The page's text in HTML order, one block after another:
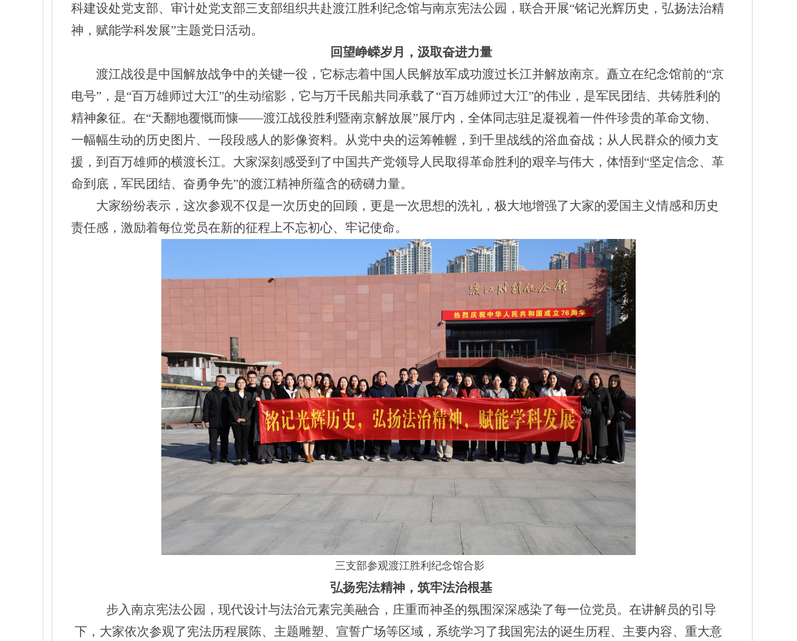
科建设处党支部、审计处党支部三支部组织共赴渡江胜利纪念馆与南京宪法公园，联合开展“铭记光辉历史，弘扬法治精
神，赋能学科发展”主题党日活动。
回望峥嵘岁月，汲取奋进力量
渡江战役是中国解放战争中的关键一役，它标志着中国人民解放军成功渡过长江并解放南京。矗立在纪念馆前的“京
电号”，是“百万雄师过大江”的生动缩影，它与万千民船共同承载了“百万雄师过大江”的伟业，是军民团结、共铸胜利的
精神象征。在“天翻地覆慨而慷——渡江战役胜利暨南京解放展”展厅内，全体同志驻足凝视着一件件珍贵的革命文物、
一幅幅生动的历史图片、一段段感人的影像资料。从党中央的运筹帷幄，到千里战线的浴血奋战；从人民群众的倾力支
援，到百万雄师的横渡长江。大家深刻感受到了中国共产党领导人民取得革命胜利的艰辛与伟大，体悟到“坚定信念、革
命到底，军民团结、奋勇争先”的渡江精神所蕴含的磅礴力量。
大家纷纷表示，这次参观不仅是一次历史的回顾，更是一次思想的洗礼，极大地增强了大家的爱国主义情感和历史
责任感，激励着每位党员在新的征程上不忘初心、牢记使命。
三支部参观渡江胜利纪念馆合影
弘扬宪法精神，筑牢法治根基
步入南京宪法公园，现代设计与法治元素完美融合，庄重而神圣的氛围深深感染了每一位党员。在讲解员的引导
下，大家依次参观了宪法历程展陈、主题雕塑、宣誓广场等区域，系统学习了我国宪法的诞生历程、主要内容、重大意